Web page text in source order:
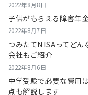
2022年8月8日
子供がもらえる障害年
2022年8月7日
つみたてNISAってどん
会社もご紹介
2022年8月6日
中学受験で必要な費用
点も解説します